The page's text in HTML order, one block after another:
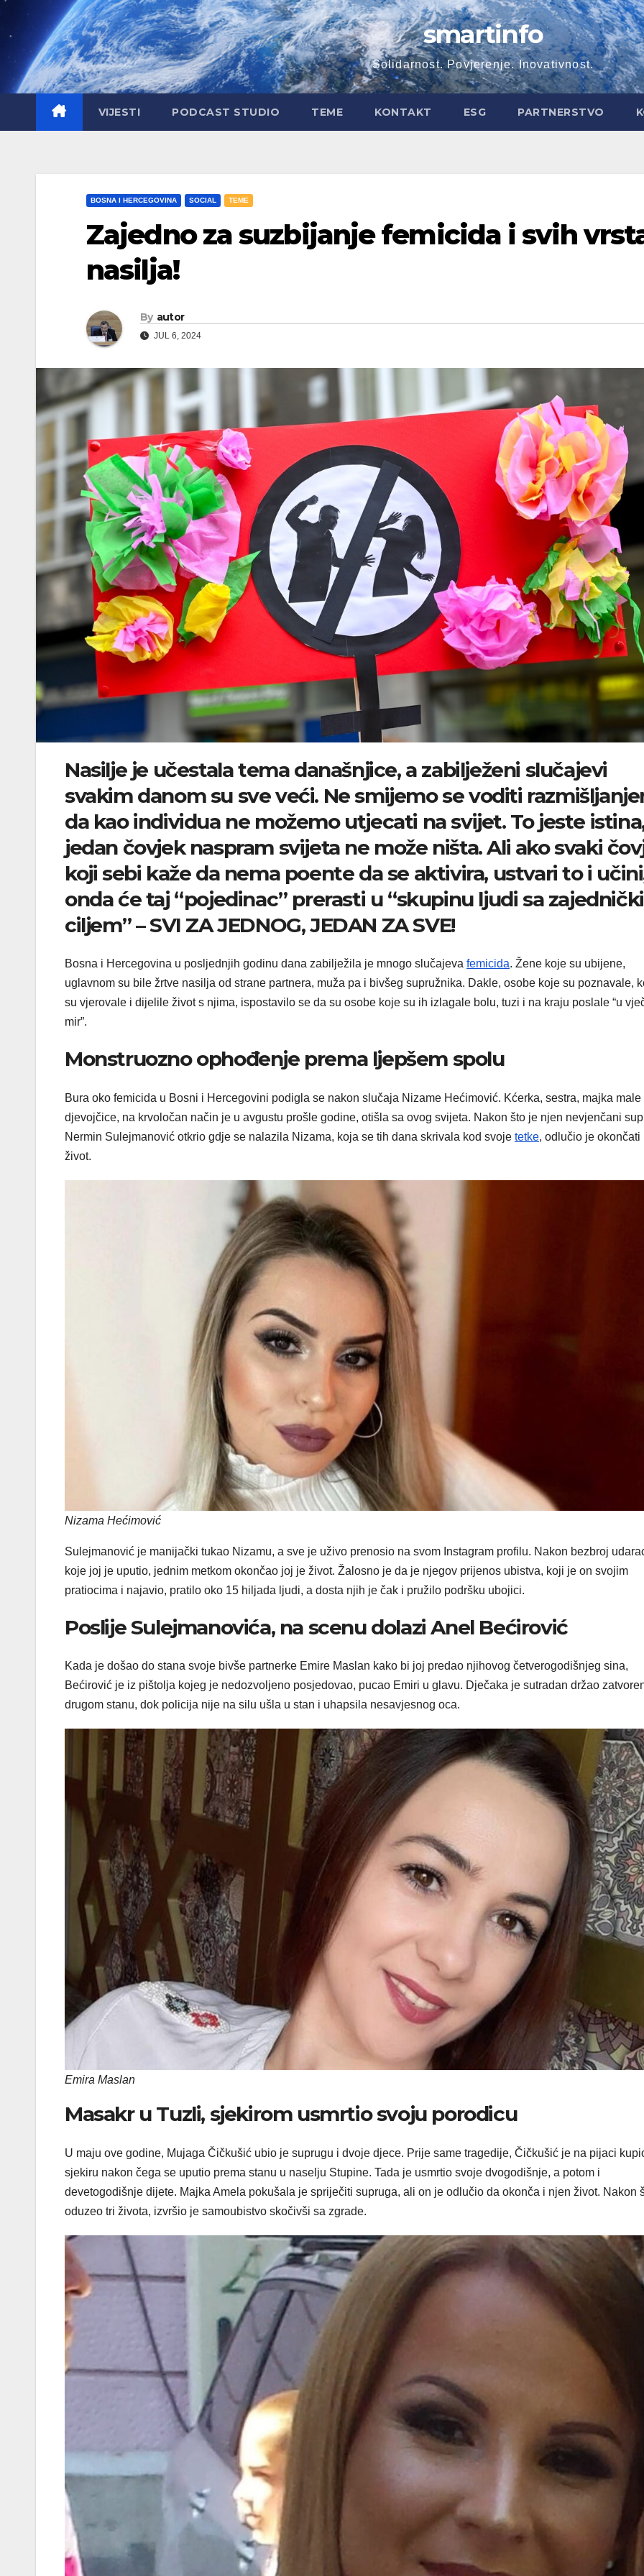
content
smartinfo
Solidarnost. Povjerenje. Inovativnost.
VIJESTI PODCAST STUDIO TEME KONTAKT ESG PARTNERSTVO
BOSNA I HERCEGOVINA SOCIAL TEME
Zajedno za suzbijanje femicida i svih
nasilja!
By autor
JUL 6, 2024
Nasilje je učestala tema današnjice, a zabilježeni slučajevi
svakim danom su sve veći. Ne smijemo se voditi
da kao individua ne možemo utjecati na svijet. To jeste
jedan čovjek naspram svijeta ne može ništa. Ali ako svaki
koji sebi kaže da nema poente da se aktivira, ustvari to i
onda će taj “pojedinac” prerasti u “skupinu ljudi sa
ciljem” – SVI ZA JEDNOG, JEDAN ZA SVE!
Bosna i Hercegovina u posljednjih godinu dana zabilježila je mnogo slučajeva femicida. Žene koje su ubijene,
uglavnom su bile žrtve nasilja od strane partnera, muža pa i bivšeg supružnika. Dakle, osobe koje su poznavale,
su vjerovale i dijelile život s njima, ispostavilo se da su osobe koje su ih izlagale bolu, tuzi i na kraju poslale “u
mir”.
Monstruozno ophođenje prema ljepšem spolu
Bura oko femicida u Bosni i Hercegovini podigla se nakon slučaja Nizame Hećimović. Kćerka, sestra, majka male
djevojčice, na krvoločan način je u avgustu prošle godine, otišla sa ovog svijeta. Nakon što je njen nevjenčani
Nermin Sulejmanović otkrio gdje se nalazila Nizama, koja se tih dana skrivala kod svoje tetke, odlučio je okončati
život.
Nizama Hećimović
Sulejmanović je manijački tukao Nizamu, a sve je uživo prenosio na svom Instagram profilu. Nakon bezbroj
koje joj je uputio, jednim metkom okončao joj je život. Žalosno je da je njegov prijenos ubistva, koji je on svojim
pratiocima i najavio, pratilo oko 15 hiljada ljudi, a dosta njih je čak i pružilo podršku ubojici.
Poslije Sulejmanovića, na scenu dolazi Anel Bećirović
Kada je došao do stana svoje bivše partnerke Emire Maslan kako bi joj predao njihovog četverogodišnjeg sina,
Bećirović je iz pištolja kojeg je nedozvoljeno posjedovao, pucao Emiri u glavu. Dječaka je sutradan držao
drugom stanu, dok policija nije na silu ušla u stan i uhapsila nesavjesnog oca.
Emira Maslan
Masakr u Tuzli, sjekirom usmrtio svoju porodicu
U maju ove godine, Mujaga Čičkušić ubio je suprugu i dvoje djece. Prije same tragedije, Čičkušić je na pijaci
sjekiru nakon čega se uputio prema stanu u naselju Stupine. Tada je usmrtio svoje dvogodišnje, a potom i
devetogodišnje dijete. Majka Amela pokušala je spriječiti supruga, ali on je odlučio da okonča i njen život. Nakon
oduzeo tri života, izvršio je samoubistvo skočivši sa zgrade.